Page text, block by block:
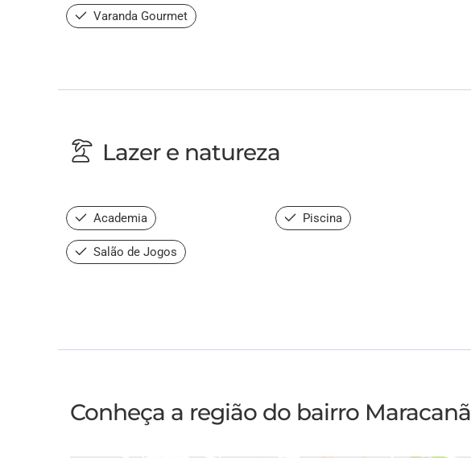
Varanda Gourmet
Lazer e natureza
Academia Piscina
Salão de Jogos
Conheça a região do bairro Maracanã